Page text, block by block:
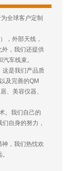
全球客户定制
，外部天线，
外，我们还提供
车线束。
这是我们产品质
及完善的QM
、美容仪器、
。我们自己的
自身的努力，
神，我们热忱欢